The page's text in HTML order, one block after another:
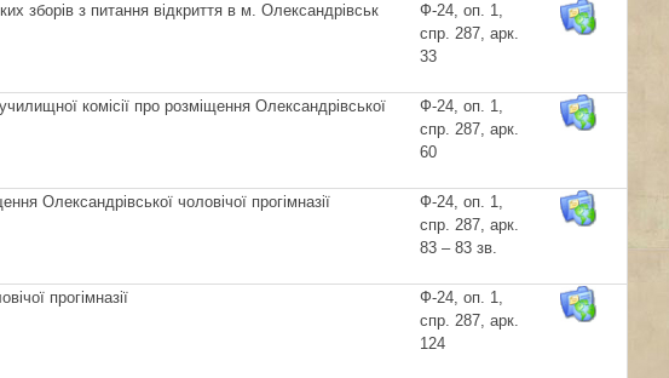
зборів з питання відкриття в м. Олександрівськ
Ф-24, оп. 1,
спр. 287, арк.
33
комісії про розміщення Олександрівської
Ф-24, оп. 1,
спр. 287, арк.
60
Олександрівської чоловічої прогімназії
Ф-24, оп. 1,
спр. 287, арк.
83 – 83 зв.
прогімназії
Ф-24, оп. 1,
спр. 287, арк.
124